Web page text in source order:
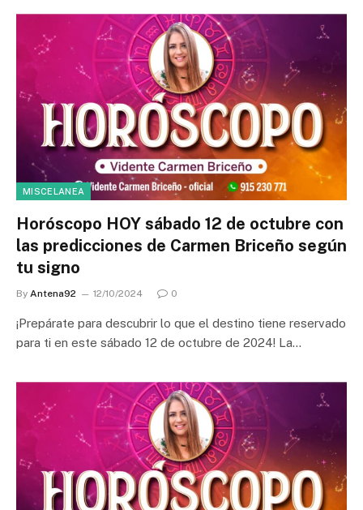
MISCELANEA
Horóscopo HOY sábado 12 de octubre con
las predicciones de Carmen Briceño según
tu signo
By Antena92 12/10/2024 0
¡Prepárate para descubrir lo que el destino tiene reservado
para ti en este sábado 12 de octubre de 2024! La…